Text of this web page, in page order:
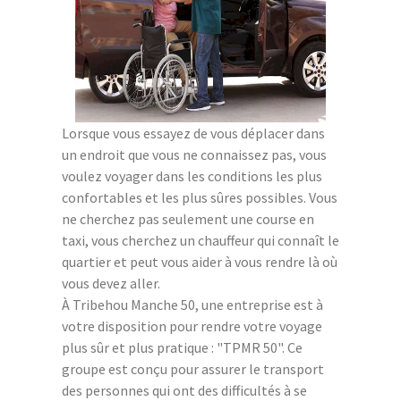
Lorsque vous essayez de vous déplacer dans
un endroit que vous ne connaissez pas, vous
voulez voyager dans les conditions les plus
confortables et les plus sûres possibles. Vous
ne cherchez pas seulement une course en
taxi, vous cherchez un chauffeur qui connaît le
quartier et peut vous aider à vous rendre là où
vous devez aller.
À Tribehou Manche 50, une entreprise est à
votre disposition pour rendre votre voyage
plus sûr et plus pratique : "TPMR 50". Ce
groupe est conçu pour assurer le transport
des personnes qui ont des difficultés à se